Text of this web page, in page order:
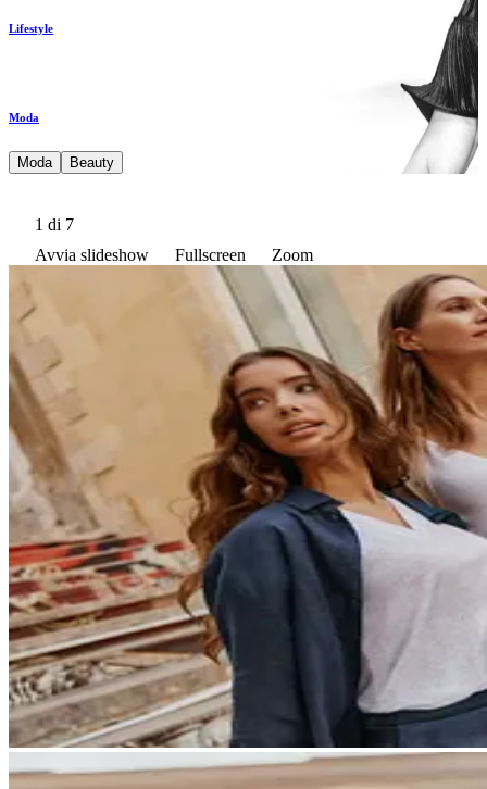
Lifestyle
Moda
Moda Beauty
1 di 7
Avvia slideshow
Fullscreen Zoom